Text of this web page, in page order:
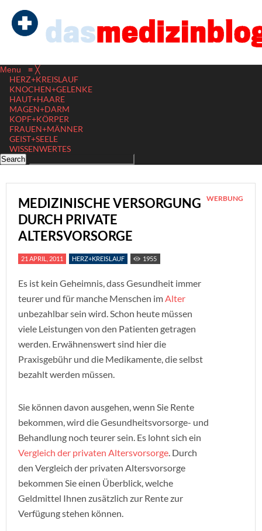
Menu ≡ ╳
HERZ+KREISLAUF
KNOCHEN+GELENKE
HAUT+HAARE
MAGEN+DARM
KOPF+KÖRPER
FRAUEN+MÄNNER
GEIST+SEELE
WISSENWERTES
MEDIZINISCHE VERSORGUNG
DURCH PRIVATE
ALTERSVORSORGE
WERBUNG
21 APRIL, 2011 HERZ+KREISLAUF 1955
Es ist kein Geheimnis, dass Gesundheit immer
teurer und für manche Menschen imAlter
unbezahlbar sein wird. Schon heute müssen
viele Leistungen von den Patienten getragen
werden. Erwähnenswert sind hier die
Praxisgebühr und die Medikamente, die selbst
bezahlt werden müssen.
Sie können davon ausgehen, wenn Sie Rente
bekommen, wird die Gesundheitsvorsorge- und
Behandlung noch teurer sein. Es lohnt sich ein
Vergleich der privaten Altersvorsorge. Durch
den Vergleich der privaten Altersvorsorge
bekommen Sie einen Überblick, welche
Geldmittel Ihnen zusätzlich zur Rente zur
Verfügung stehen können.